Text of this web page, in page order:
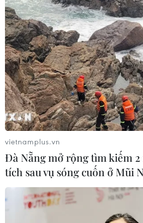
09/08/2026 05:26
Ca sỹ Phùng Khánh Linh và hành
trình từ cô đơn đến 'Giữa một vạn
người'
09/08/2026 01:42
Bền bỉ gìn giữ giá trị văn hóa đã
vun đắp qua hàng trăm năm
Thánh đường Emir Abdelkader -
biểu tượng của kiến trúc, văn hóa
tri thức
vietnamplus.vn
Đà Nẵng mở rộng tìm kiếm
tích sau vụ sóng cuốn ở Mũi